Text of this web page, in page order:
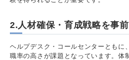
2.人材確保・育成戦略を事
ヘルプデスク・コールセンターともに
職率の高さが課題となっています。体